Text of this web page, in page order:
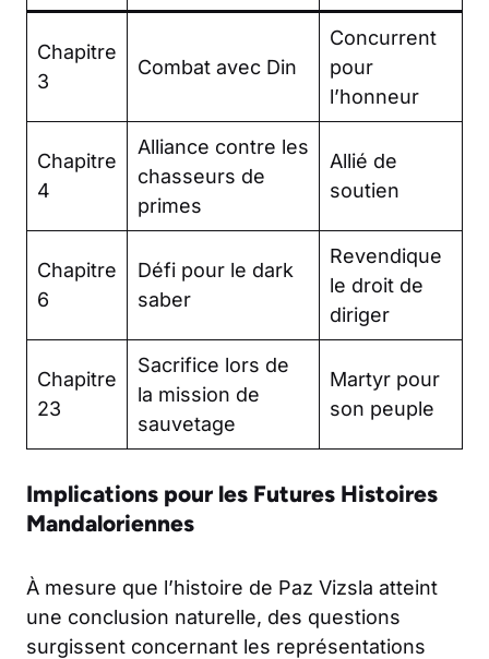
Chapitre
3
Combat avec Din
Concurrent
pour
l’honneur
Chapitre
4
Alliance contre les
chasseurs de
primes
Allié de
soutien
Chapitre
6
Défi pour le dark
saber
Revendique
le droit de
diriger
Chapitre
23
Sacrifice lors de
la mission de
sauvetage
Martyr pour
son peuple
Implications pour les Futures Histoires
Mandaloriennes
À mesure que l’histoire de Paz Vizsla atteint
une conclusion naturelle, des questions
surgissent concernant les représentations